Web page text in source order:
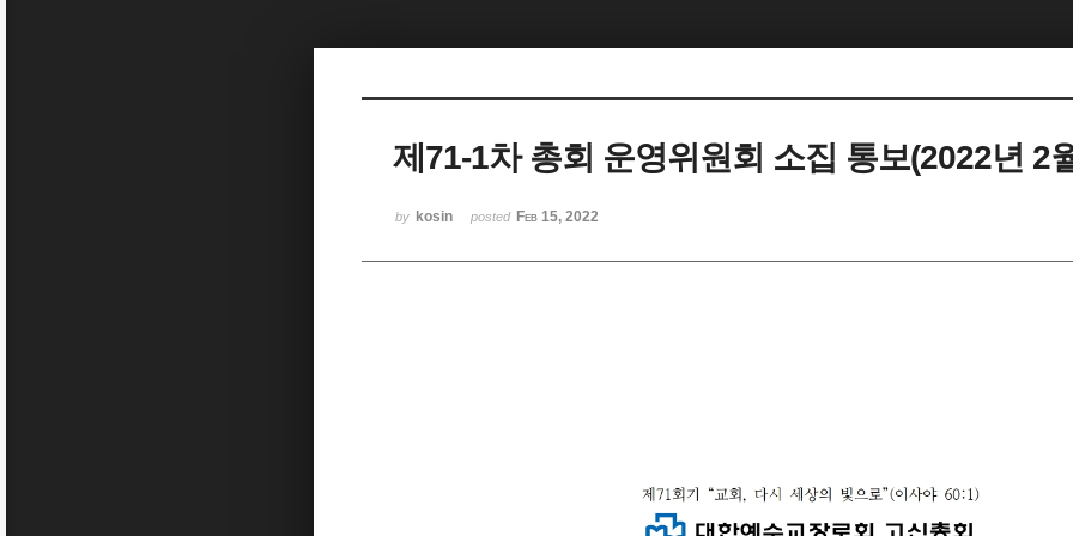
제71-1차 총회 운영위원회 소집 통보(2022년 2
by kosin posted Feb 15, 2022
Sketchbook5, 스케치북5
Sketchbook5, 스케치북5